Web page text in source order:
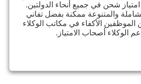
امتياز شحن في جميع أنحاء الدولتين.
والمتنوعة ممكنة بفضل تفاني
الأكفاء في مكاتب الوكلاء
الوكلاء أصحاب الامتياز.